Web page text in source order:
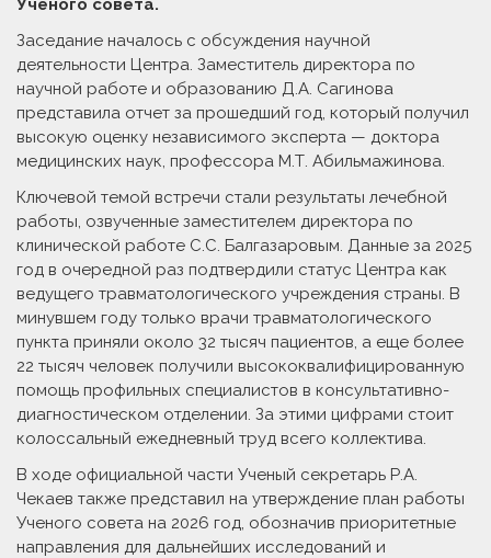
Ученого совета.
Заседание началось с обсуждения научной
деятельности Центра. Заместитель директора по
научной работе и образованию Д.А. Сагинова
представила отчет за прошедший год, который получил
высокую оценку независимого эксперта — доктора
медицинских наук, профессора М.Т. Абильмажинова.
Ключевой темой встречи стали результаты лечебной
работы, озвученные заместителем директора по
клинической работе С.С. Балгазаровым. Данные за 2025
год в очередной раз подтвердили статус Центра как
ведущего травматологического учреждения страны. В
минувшем году только врачи травматологического
пункта приняли около 32 тысяч пациентов, а еще более
22 тысяч человек получили высококвалифицированную
помощь профильных специалистов в консультативно-
диагностическом отделении. За этими цифрами стоит
колоссальный ежедневный труд всего коллектива.
В ходе официальной части Ученый секретарь Р.А.
Чекаев также представил на утверждение план работы
Ученого совета на 2026 год, обозначив приоритетные
направления для дальнейших исследований и